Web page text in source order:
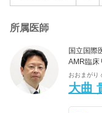
所属医師
国立国際
AMR臨床
おおまがり
大曲